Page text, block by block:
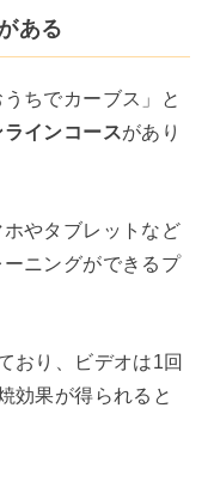
ある
ちでカーブス」と
インコースがあり
やタブレットなど
ニングができるプ
おり、ビデオは1回
効果が得られると